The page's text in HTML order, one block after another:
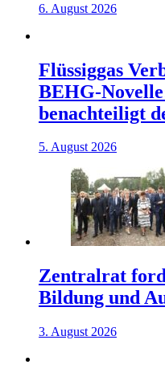
6. August 2026
Flüssiggas
BEHG-
benachteiligt
5. August 2026
Zentralrat
Bildung und
3. August 2026